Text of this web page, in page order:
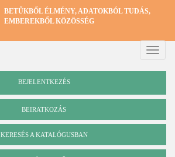
BETŰKBŐL ÉLMÉNY, ADATOKBÓL TUDÁS,
EMBEREKBŐL KÖZÖSSÉG
Toggle
BEJELENTKEZÉS
BEIRATKOZÁS
KERESÉS A KATALÓGUSBAN